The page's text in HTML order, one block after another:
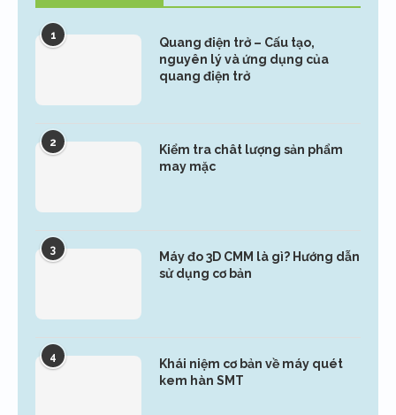
1
Quang điện trở – Cấu tạo,
nguyên lý và ứng dụng của
quang điện trở
2
Kiểm tra chât lượng sản phẩm
may mặc
3
Máy đo 3D CMM là gì? Hướng dẫn
sử dụng cơ bản
4
Khái niệm cơ bản về máy quét
kem hàn SMT